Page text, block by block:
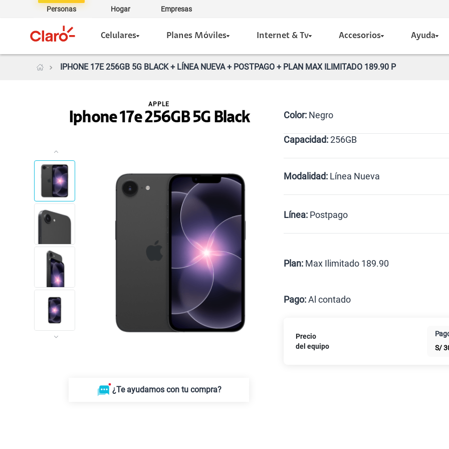
Personas Hogar Empresas
Celulares Planes Móviles Internet & Tv Accesorios Ayuda
IPHONE 17E 256GB 5G BLACK + LÍNEA NUEVA + POSTPAGO + PLAN MAX ILIMITADO 189.90 P
Iphone 17e 256GB 5G Black
APPLE
¿Te ayudamos con tu compra?
Color: Negro
Capacidad:256GB
Modalidad: Línea Nueva
Celular liberado
Línea: Postpago
Plan: Max Ilimitado 189.90
Paga solo
Pago:Al contado
Cuotas
Precio
del equipo
S/